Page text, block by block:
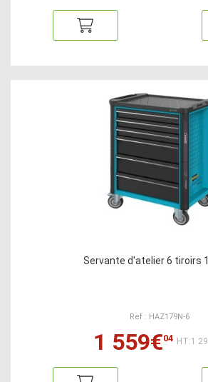
Servante d'atelier 6 tiroirs
Ref : HAZ179N-6
1 559€04 HT:1